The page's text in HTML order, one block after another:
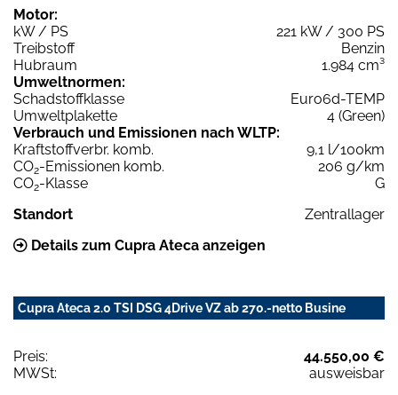
Motor:
kW / PS
221 kW / 300 PS
Treibstoff
Benzin
Hubraum
1.984 cm³
Umweltnormen:
Schadstoffklasse
Euro6d-TEMP
Umweltplakette
4 (Green)
Verbrauch und Emissionen nach WLTP:
Kraftstoffverbr. komb.
9,1 l/100km
CO2-Emissionen komb.
206 g/km
CO2-Klasse
G
Standort
Zentrallager
Details zum Cupra Ateca anzeigen
Cupra Ateca 2.0 TSI DSG 4Drive VZ ab 270.-netto Busine
Preis:
44.550,00 €
MWSt:
ausweisbar